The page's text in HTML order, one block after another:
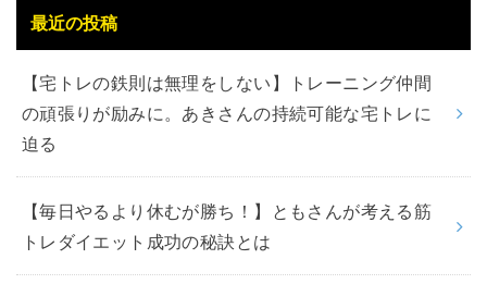
最近の投稿
【宅トレの鉄則は無理をしない】トレーニング仲間
の頑張りが励みに。あきさんの持続可能な宅トレに
迫る
【毎日やるより休むが勝ち！】ともさんが考える筋
トレダイエット成功の秘訣とは